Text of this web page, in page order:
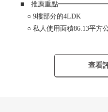
■ 推薦重點
○ 9樓部分的4LDK
○ 私人使用面積86.13平方
○ 用地裡面的停車場1台繼
查看